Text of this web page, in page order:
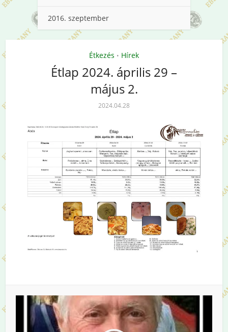
2016. szeptember
Étkezés • Hírek
Étlap 2024. április 29 –
május 2.
2024.04.28